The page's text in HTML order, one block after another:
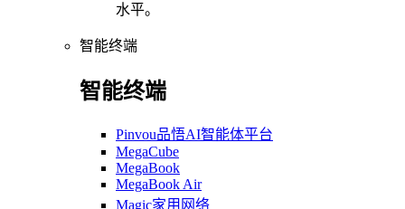
水平。
智能终端
智能终端
Pinvou品悟AI智能体平台
MegaCube
MegaBook
MegaBook Air
Magic家用网络